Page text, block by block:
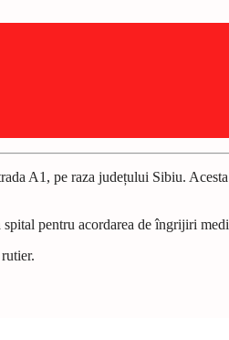
A1, pe raza județului Sibiu.
pentru acordarea de îngrijiri